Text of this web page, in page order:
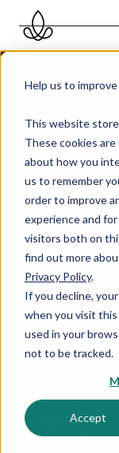
Help us to
This website
These cookies
about how you
us to remember
order to improve
experience and
visitors both on
find out more
Privacy Policy.
If you decline,
when you visit
used in your
not to be tracked.
Accept
Christmas
Süß,
TOPNOTEN
Italian
HARTNOTEN
Cinnamon,
Clove, Rose
TYPE ORGANISATIE
Leisure,
GEURDOELEN